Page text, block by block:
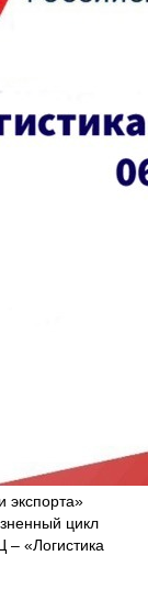
экспорта»
цикл
– «Логистика